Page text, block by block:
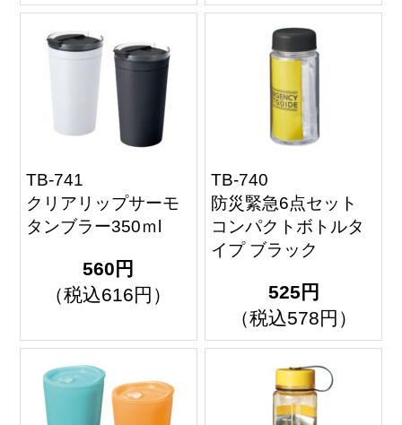
TB-741
クリアリップサーモ
タンブラー350ｍl
560円
（税込616円）
TB-740
防災緊急6点セット
コンパクトボトルタ
イプ ブラック
525円
（税込578円）